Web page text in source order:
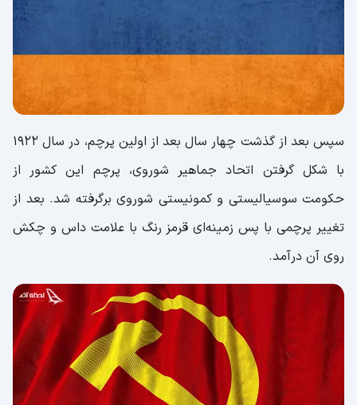
سپس بعد از گذشت چهار سال بعد از اولین پرچم، در سال ۱۹۲۲
با شکل گرفتن اتحاد جماهیر شوروی، پرچم این کشور از
حکومت سوسیالیستی و کمونیستی شوروی برگرفته شد. بعد از
تغییر پرچمی با پس زمینه‌ای قرمز رنگ با علامت داس و چکش
روی آن درآمد.